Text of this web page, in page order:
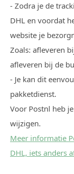
- Zodra je de
DHL en voordat
website je
Zoals: afleveren
afleveren bij de
- Je kan dit
pakketdienst.
Voor Postnl heb
wijzigen.
Meer informatie
DHL, iets anders